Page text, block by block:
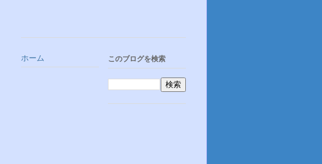
ホーム このブログを検索